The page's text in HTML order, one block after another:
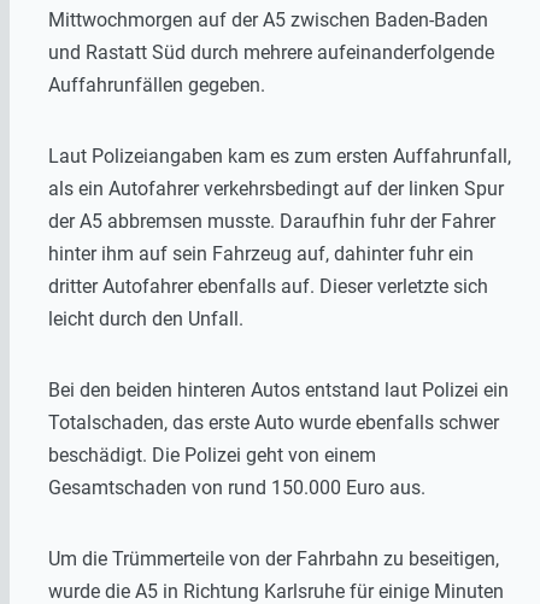
Mittwochmorgen auf der A5 zwischen Baden-Baden
und Rastatt Süd durch mehrere aufeinanderfolgende
Auffahrunfällen gegeben.
Laut Polizeiangaben kam es zum ersten Auffahrunfall,
als ein Autofahrer verkehrsbedingt auf der linken Spur
der A5 abbremsen musste. Daraufhin fuhr der Fahrer
hinter ihm auf sein Fahrzeug auf, dahinter fuhr ein
dritter Autofahrer ebenfalls auf. Dieser verletzte sich
leicht durch den Unfall.
Bei den beiden hinteren Autos entstand laut Polizei ein
Totalschaden, das erste Auto wurde ebenfalls schwer
beschädigt. Die Polizei geht von einem
Gesamtschaden von rund 150.000 Euro aus.
Um die Trümmerteile von der Fahrbahn zu beseitigen,
wurde die A5 in Richtung Karlsruhe für einige Minuten